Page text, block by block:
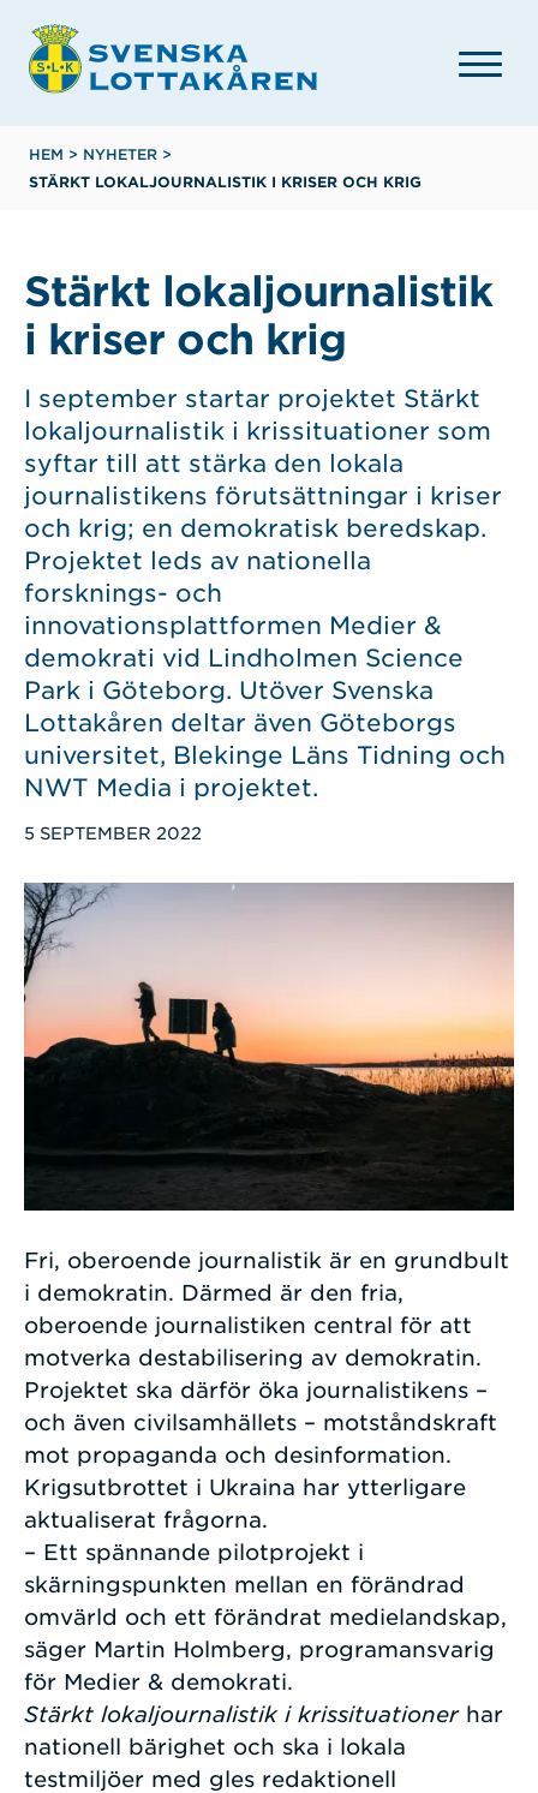
huvudinnehåll
Länkstig
HEM > NYHETER >
STÄRKT LOKALJOURNALISTIK I KRISER OCH KRIG
Stärkt lokaljournalistik
i kriser och krig
I september startar projektet Stärkt
lokaljournalistik i krissituationer som
syftar till att stärka den lokala
journalistikens förutsättningar i kriser
och krig; en demokratisk beredskap.
Projektet leds av nationella
forsknings- och
innovationsplattformen Medier &
demokrati vid Lindholmen Science
Park i Göteborg. Utöver Svenska
Lottakåren deltar även Göteborgs
universitet, Blekinge Läns Tidning och
NWT Media i projektet.
PUBLICERAD
5 SEPTEMBER 2022
Fri, oberoende journalistik är en grundbult
i demokratin. Därmed är den fria,
oberoende journalistiken central för att
motverka destabilisering av demokratin.
Projektet ska därför öka journalistikens –
och även civilsamhällets – motståndskraft
mot propaganda och desinformation.
Krigsutbrottet i Ukraina har ytterligare
aktualiserat frågorna.
– Ett spännande pilotprojekt i
skärningspunkten mellan en förändrad
omvärld och ett förändrat medielandskap,
säger Martin Holmberg, programansvarig
för Medier & demokrati.
Stärkt lokaljournalistik i krissituationerhar
nationell bärighet och ska i lokala
testmiljöer med gles redaktionell